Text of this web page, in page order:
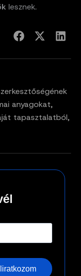
lesznek.
anyagokat,
tapasztalatból,